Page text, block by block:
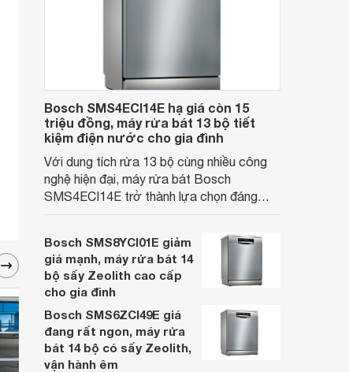
Bosch SMS4ECI14E hạ giá còn 15
triệu đồng, máy rửa bát 13 bộ tiết
kiệm điện nước cho gia đình
Với dung tích rửa 13 bộ cùng nhiều công
nghệ hiện đại, máy rửa bát Bosch
SMS4ECI14E trở thành lựa chọn đáng
chỉnh giảm sâu.
Bosch SMS8YCI01E giảm
giá mạnh, máy rửa bát 14
bộ sấy Zeolith cao cấp
cho gia đình
Bosch SMS6ZCI49E giá
đang rất ngon, máy rửa
bát 14 bộ có sấy Zeolith,
vận hành êm